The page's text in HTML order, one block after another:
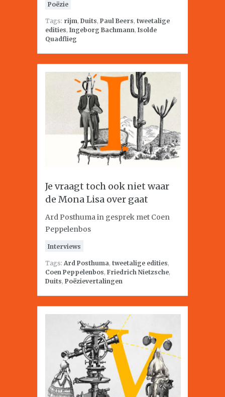
Poëzie
Tags: rijm, Duits, Paul Beers, tweetalige
edities, Ingeborg Bachmann, Isolde
Quadflieg
Je vraagt toch ook niet waar
de Mona Lisa over gaat
Ard Posthuma in gesprek met Coen
Peppelenbos
Interviews
Tags: Ard Posthuma, tweetalige edities,
Coen Peppelenbos, Friedrich Nietzsche,
Duits, Poëzievertalingen